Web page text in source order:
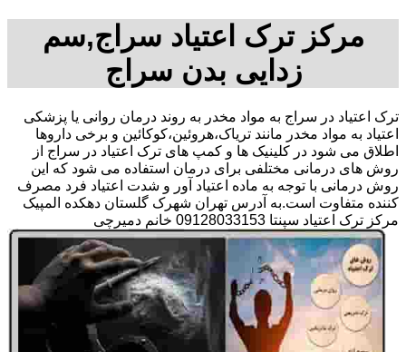
مرکز ترک اعتیاد سراج,سم
زدایی بدن سراج
ترک اعتیاد در سراج به مواد مخدر به روند درمان روانی یا پزشکی
اعتیاد به مواد مخدر مانند تریاک،هروئین،کوکائین و برخی داروها
اطلاق می شود در کلینیک ها و کمپ های ترک اعتیاد در سراج از
روش های درمانی مختلفی برای درمان استفاده می شود که این
روش درمانی با توجه به ماده اعتیاد آور و شدت اعتیاد فرد مصرف
کننده متفاوت است.به آدرس تهران شهرک گلستان دهکده المپیک
مرکز ترک اعتیاد سپنتا 09128033153 خانم دمیرچی